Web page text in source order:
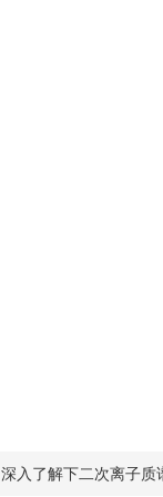
深入了解下二次离子质